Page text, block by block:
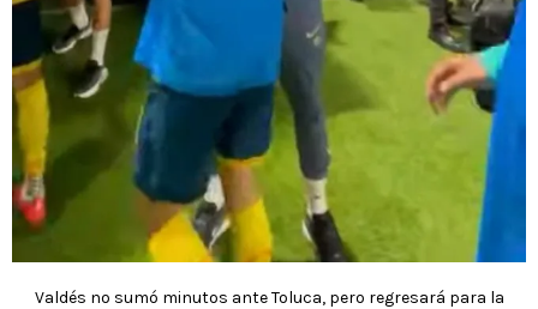
Valdés no sumó minutos ante Toluca, pero regresará para la